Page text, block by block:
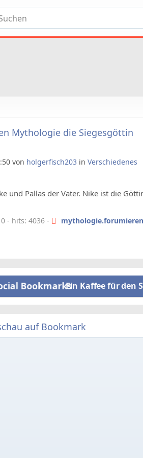
Mythologie die Siegesgöttin
von holgerfisch203 in Verschiedenes
und Pallas der Vater. Nike ist die
- hits: 4036 -
Ein Kaffee für den
auf Bookmark